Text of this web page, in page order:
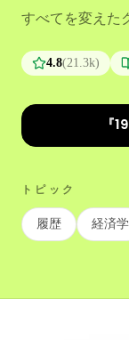
すべてを変えた
4.8(21.3k)
『
トピック
履歴 経済学